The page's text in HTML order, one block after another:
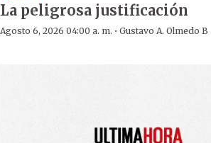
La peligrosa justificación
Agosto 6, 2026 04:00 a. m. ·Gustavo A. Olmedo B